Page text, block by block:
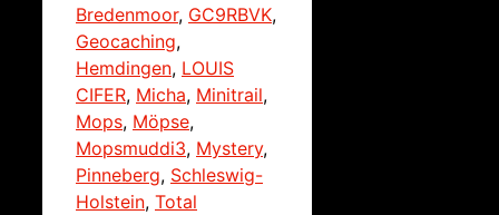
Bredenmoor, GC9RBVK,
Geocaching,
Hemdingen, LOUIS
CIFER, Micha, Minitrail,
Mops, Möpse,
Mopsmuddi3, Mystery,
Pinneberg, Schleswig-
Holstein, Total